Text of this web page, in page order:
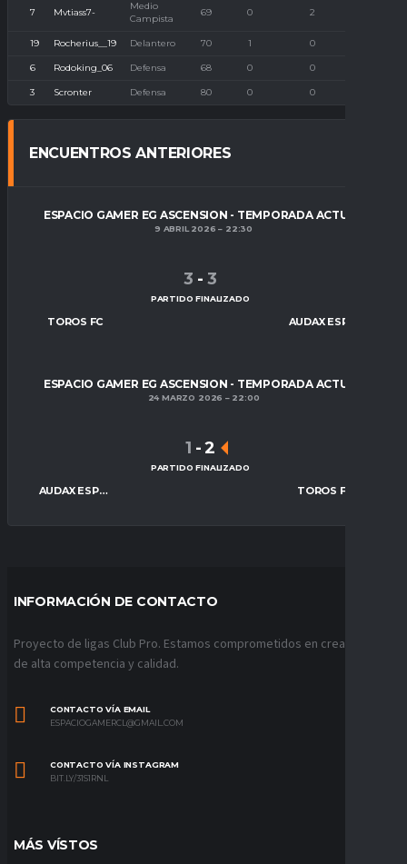
7 Mvtiass7-
Medio
Campista
69 0 2
19 Rocherius__19 Delantero 70 1 0
6 Rodoking_06 Defensa 68 0 0
3 Scronter Defensa 80 0 0
ENCUENTROS ANTERIORES
ESPACIO GAMER EG ASCENSION - TEMPORADA ACTUAL
9 ABRIL 2026 22:30
TOROS FC
3 - 3
PARTIDO FINALIZADO
ESPACIO GAMER EG ASCENSION - TEMPORADA ACTUAL
24 MARZO 2026 22:00
AUDAX ESPORTS TOROS FC
1 -2
PARTIDO FINALIZADO
INFORMACIÓN DE CONTACTO
Proyecto de ligas Club Pro. Estamos comprometidos en crear ligas
de alta competencia y calidad.
CONTACTO VÍA EMAIL
ESPACIOGAMERCL@GMAIL.COM
CONTACTO VÍA INSTAGRAM
BIT.LY/31S1RNL
MÁS VÍSTOS